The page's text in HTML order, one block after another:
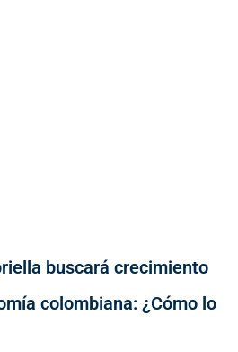
buscará crecimiento
colombiana: ¿Cómo lo